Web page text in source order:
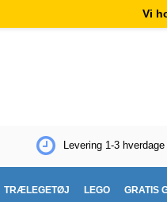
Vi
Levering 1-3 hverdage
TRÆLEGETØJ LEGO GRATIS